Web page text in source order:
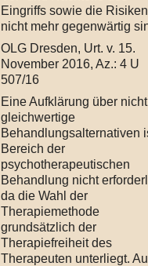
Eingriffs sowie die Risiken
nicht mehr gegenwärtig
OLG Dresden, Urt. v. 15.
November 2016, Az.: 4 U
507/16
Eine Aufklärung über nicht
gleichwertige
Behandlungsalternativen
Bereich der
psychotherapeutischen
Behandlung nicht
da die Wahl der
Therapiemethode
grundsätzlich der
Therapiefreiheit des
Therapeuten unterliegt.